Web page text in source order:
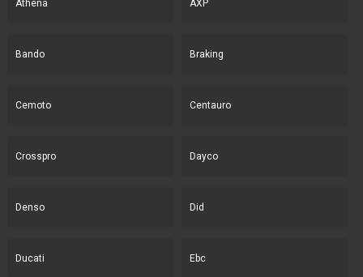
Athena AXP
Bando Braking
Cemoto Centauro
Crosspro Dayco
Denso Did
Ducati Ebc